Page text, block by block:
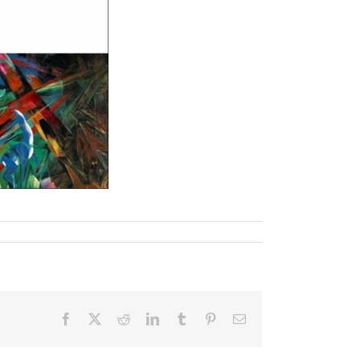
Facebook RedditLinkedInTumblr Pinterest
E-